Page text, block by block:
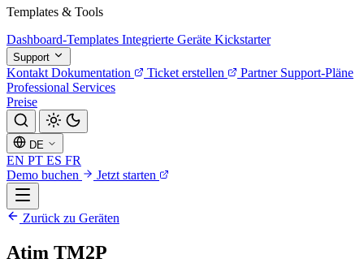
Templates & Tools
Dashboard-Templates Integrierte Geräte Kickstarter
Support
Kontakt Dokumentation Ticket erstellen Partner Support-Pläne
Professional Services
Preise
DE
EN PT ES FR
Demo buchen
Jetzt starten
Zurück zu Geräten
Atim TM2P